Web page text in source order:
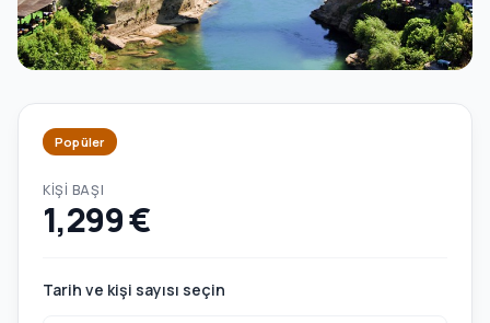
Popüler
KIŞI BAŞI
1,299 €
Tarih ve kişi sayısı seçin